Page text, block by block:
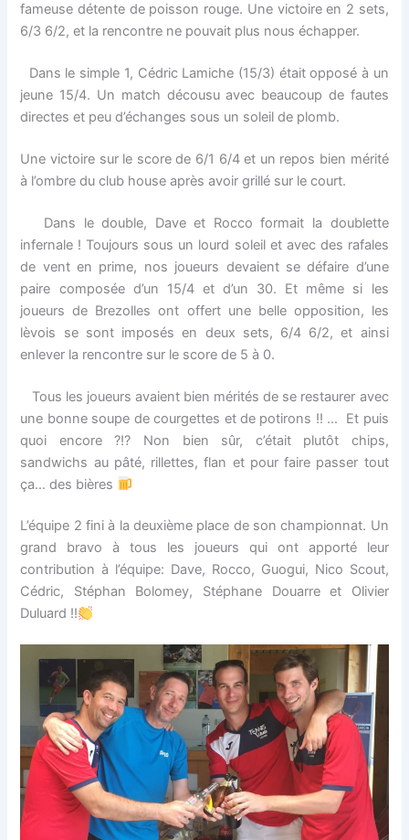
fameuse détente de poisson rouge. Une victoire en 2 sets,
6/3 6/2, et la rencontre ne pouvait plus nous échapper.
Dans le simple 1, Cédric Lamiche (15/3) était opposé à un
jeune 15/4. Un match décousu avec beaucoup de fautes
directes et peu d’échanges sous un soleil de plomb.
Une victoire sur le score de 6/1 6/4 et un repos bien mérité
à l’ombre du club house après avoir grillé sur le court.
Dans le double, Dave et Rocco formait la doublette
infernale ! Toujours sous un lourd soleil et avec des rafales
de vent en prime, nos joueurs devaient se défaire d’une
paire composée d’un 15/4 et d’un 30. Et même si les
joueurs de Brezolles ont offert une belle opposition, les
lèvois se sont imposés en deux sets, 6/4 6/2, et ainsi
enlever la rencontre sur le score de 5 à 0.
Tous les joueurs avaient bien mérités de se restaurer avec
une bonne soupe de courgettes et de potirons !! … Et puis
quoi encore ?!? Non bien sûr, c’était plutôt chips,
sandwichs au pâté, rillettes, flan et pour faire passer tout
ça… des bières
L’équipe 2 fini à la deuxième place de son championnat. Un
grand bravo à tous les joueurs qui ont apporté leur
contribution à l’équipe: Dave, Rocco, Guogui, Nico Scout,
Cédric, Stéphan Bolomey, Stéphane Douarre et Olivier
Duluard !!